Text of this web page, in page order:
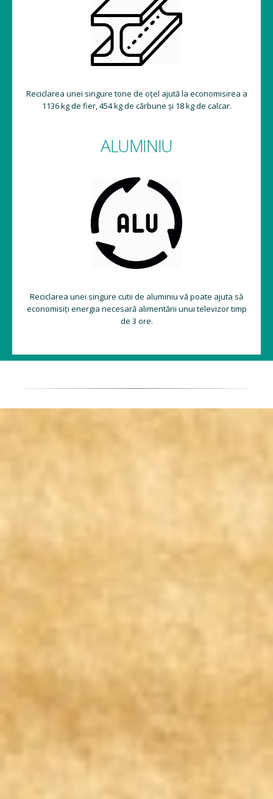
Reciclarea unei singure tone de oțel ajută la economisirea a
1136 kg de fier, 454 kg de cărbune și 18 kg de calcar.
ALUMINIU
Reciclarea unei singure cutii de aluminiu vă poate ajuta să
economisiți energia necesară alimentării unui televizor timp
de 3 ore.